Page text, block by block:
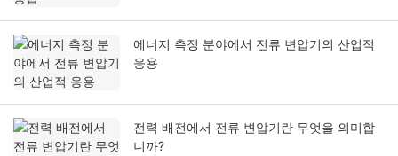
에너지 측정 분야에서 전류 변압기의 산업적
응용
전력 배전에서 전류 변압기란 무엇을 의미합
니까?